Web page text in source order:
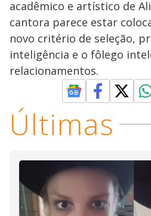
acadêmico e artístico de
cantora parece estar
novo critério de seleção,
inteligência e o fôlego
relacionamentos.
Últimas